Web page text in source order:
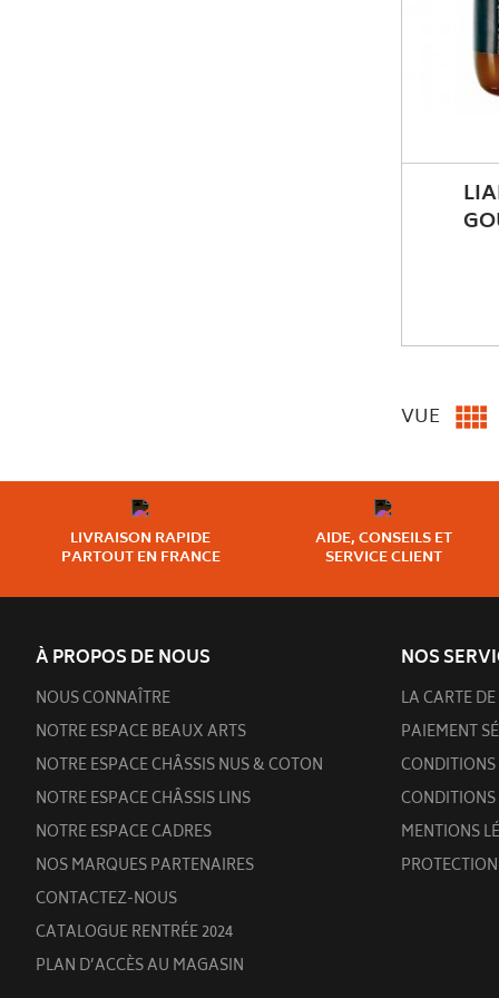
VUE 
LIVRAISON RAPIDE
PARTOUT EN FRANCE
AIDE, CONSEILS ET
SERVICE CLIENT
À PROPOS DE NOUS
NOUS CONNAÎTRE
NOTRE ESPACE BEAUX ARTS
NOTRE ESPACE CHÂSSIS NUS & COTON
NOTRE ESPACE CHÂSSIS LINS
NOTRE ESPACE CADRES
NOS MARQUES PARTENAIRES
CONTACTEZ-NOUS
CATALOGUE RENTRÉE 2024
PLAN D’ACCÈS AU MAGASIN
NOS
LA CARTE
PAIEMENT
CONDITIONS
MENTIONS